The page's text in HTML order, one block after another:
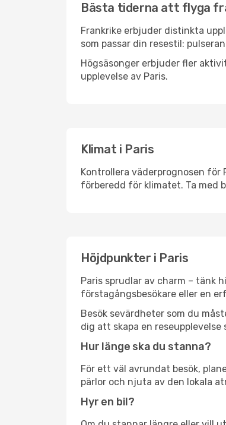
Bästa tiderna att flyga
Frankrike erbjuder distinkta
som passar din resestil:
Högsäsonger erbjuder fler
upplevelse av Paris.
Klimat i Paris
Kontrollera väderprognosen för
förberedd för klimatet. Ta med
Höjdpunkter i Paris
Paris sprudlar av charm – tänk
förstagångsbesökare eller en
Besök sevärdheter som du
dig att skapa en
Hur länge ska du stanna?
För ett väl avrundat besök,
pärlor och njuta av den lokala
Hyr en bil?